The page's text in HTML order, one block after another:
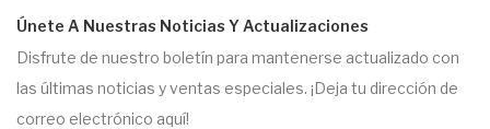
Únete A Nuestras Noticias Y Actualizaciones
Disfrute de nuestro boletín para mantenerse actualizado con
las últimas noticias y ventas especiales. ¡Deja tu dirección de
correo electrónico aquí!